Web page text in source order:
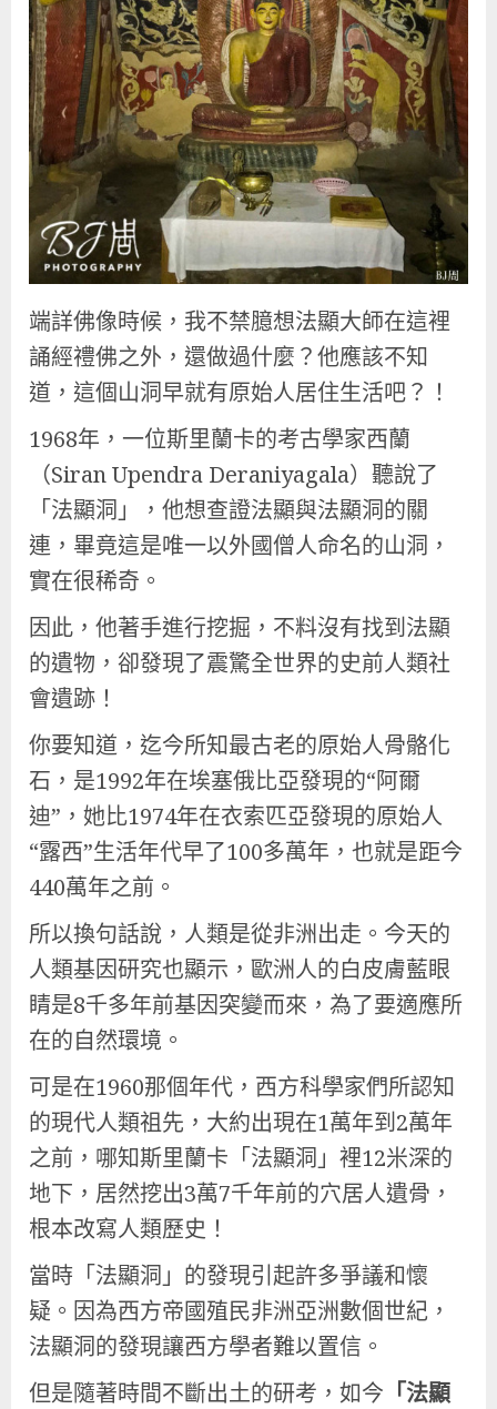
端詳佛像時候，我不禁臆想法顯大師在這裡
誦經禮佛之外，還做過什麼？他應該不知
道，這個山洞早就有原始人居住生活吧？！
1968年，一位斯里蘭卡的考古學家西蘭
（Siran Upendra Deraniyagala）聽說了
「法顯洞」，他想查證法顯與法顯洞的關
連，畢竟這是唯一以外國僧人命名的山洞，
實在很稀奇。
因此，他著手進行挖掘，不料沒有找到法顯
的遺物，卻發現了震驚全世界的史前人類社
會遺跡！
你要知道，迄今所知最古老的原始人骨骼化
石，是1992年在埃塞俄比亞發現的“阿爾
迪”，她比1974年在衣索匹亞發現的原始人
“露西”生活年代早了100多萬年，也就是距今
440萬年之前。
所以換句話說，人類是從非洲出走。今天的
人類基因研究也顯示，歐洲人的白皮膚藍眼
睛是8千多年前基因突變而來，為了要適應所
在的自然環境。
可是在1960那個年代，西方科學家們所認知
的現代人類祖先，大約出現在1萬年到2萬年
之前，哪知斯里蘭卡「法顯洞」裡12米深的
地下，居然挖出3萬7千年前的穴居人遺骨，
根本改寫人類歷史！
當時「法顯洞」的發現引起許多爭議和懷
疑。因為西方帝國殖民非洲亞洲數個世紀，
法顯洞的發現讓西方學者難以置信。
但是隨著時間不斷出土的研考，如今 「法顯